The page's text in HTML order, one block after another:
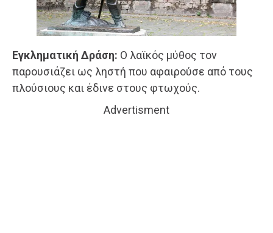
Εγκληματική Δράση: Ο λαϊκός μύθος τον
παρουσιάζει ως ληστή που αφαιρούσε από τους
πλούσιους και έδινε στους φτωχούς.
Advertisment